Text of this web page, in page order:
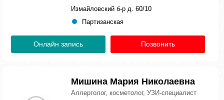
Измайловский б-р д. 60/10
Партизанская
Онлайн запись Позвонить
Мишина Мария Николаевна
Аллерголог, косметолог, УЗИ-специалист